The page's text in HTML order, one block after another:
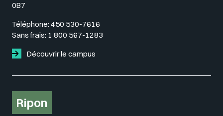
0B7
Téléphone: 450 530-7616
Sans frais: 1 800 567-1283
Découvrir le campus
Ripon